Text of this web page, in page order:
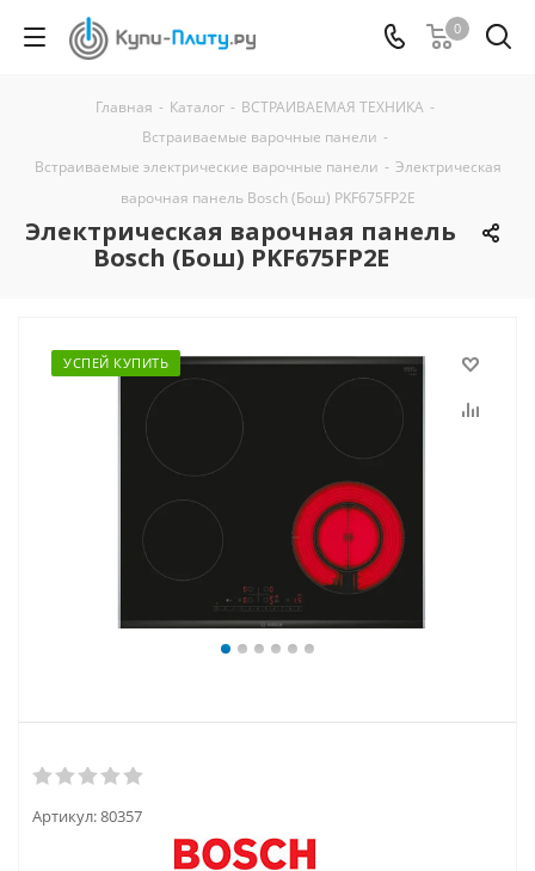
0
Главная - Каталог - ВСТРАИВАЕМАЯ ТЕХНИКА -
Встраиваемые варочные панели -
Встраиваемые электрические варочные панели - Электрическая
варочная панель Bosch (Бош) PKF675FP2E
Электрическая варочная панель
Bosch (Бош) PKF675FP2E
УСПЕЙ КУПИТЬ
Артикул:80357